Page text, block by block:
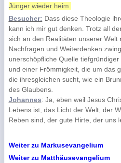
Jünger wieder heim.
Besucher: Dass diese Theologie
kann ich mir gut denken. Trotz all
sich an den Realitäten unserer Welt
Nachfragen und Weiterdenken
unerschöpfliche Quelle
und einer Frömmigkeit, die um das
die ihresgleichen sucht, wie ein
des Glaubens.
Johannes: Ja, eben weil Jesus
Lebens ist, das Licht der Welt, der
Reben sind, der gute Hirte, der uns
Weiter zu Markusevangelium
Weiter zu Matthäusevangelium